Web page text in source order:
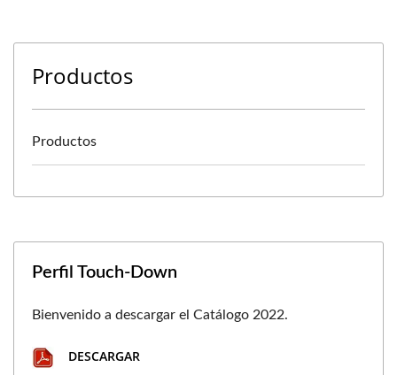
Productos
Productos
Perfil Touch-Down
Bienvenido a descargar el Catálogo 2022.
DESCARGAR